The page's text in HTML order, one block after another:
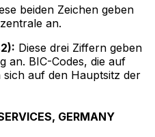
beiden Zeichen geben
an.
Diese drei Ziffern geben
an. BIC-Codes, die auf
auf den Hauptsitz der
GERMANY